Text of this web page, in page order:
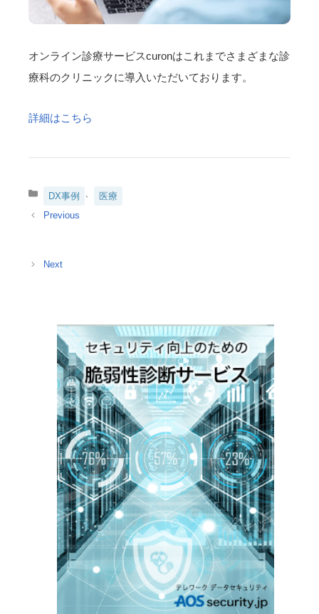
オンライン診療サービスcuronはこれまでさまざまな診
療科のクリニックに導入いただいております。
詳細はこちら
カ
ゴ
DX事例 、 医療